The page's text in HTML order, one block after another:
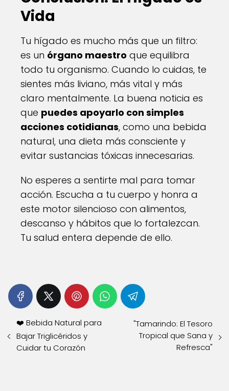
Vida
Tu hígado es mucho más que un filtro:
es un órgano maestro que equilibra
todo tu organismo. Cuando lo cuidas, te
sientes más liviano, más vital y más
claro mentalmente. La buena noticia es
que puedes apoyarlo con simples
acciones cotidianas, como una bebida
natural, una dieta más consciente y
evitar sustancias tóxicas innecesarias.
No esperes a sentirte mal para tomar
acción. Escucha a tu cuerpo y honra a
este motor silencioso con alimentos,
descanso y hábitos que lo fortalezcan.
Tu salud entera depende de ello.
❤️ Bebida Natural para
Bajar Triglicéridos y
Cuidar tu Corazón
"Tamarindo: El Tesoro
Tropical que Sana y
Refresca"